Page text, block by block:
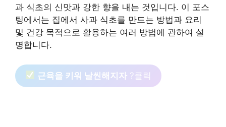
과 식초의 신맛과 강한 향을 내는 것입니다. 이 포스
팅에서는 집에서 사과 식초를 만드는 방법과 요리
및 건강 목적으로 활용하는 여러 방법에 관하여 설
명합니다.
근육을 키워 날씬해지자 ?클릭